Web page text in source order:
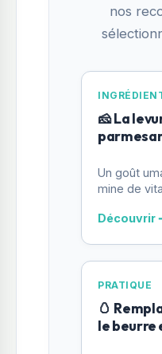
nos
🧀 La
Un goût
mine de
Découvrir
PRATIQUE
🥚
le beurre